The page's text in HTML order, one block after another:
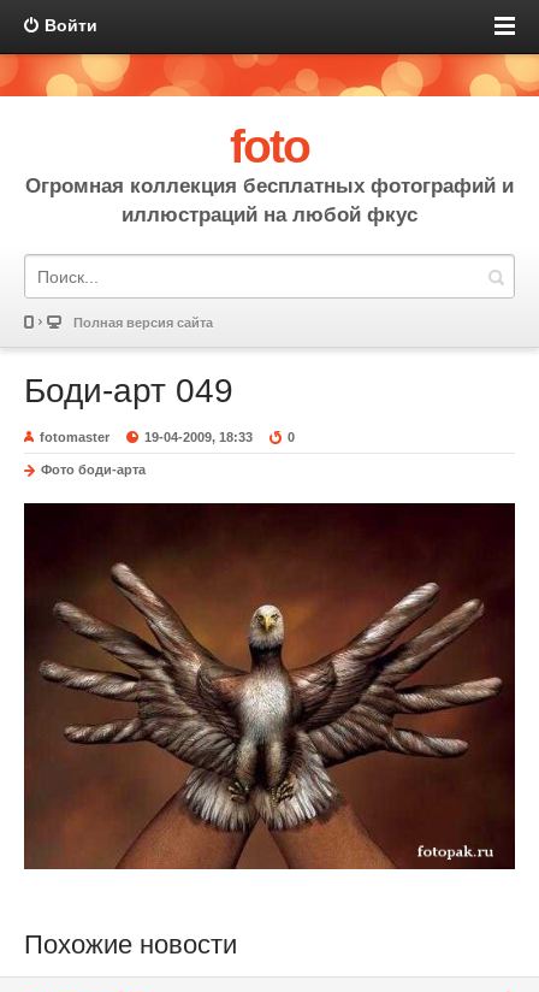
Войти
foto
Огромная коллекция бесплатных фотографий и
иллюстраций на любой фкус
Полная версия сайта
Боди-арт 049
fotomaster 19-04-2009, 18:33 0
Фото боди-арта
Похожие новости